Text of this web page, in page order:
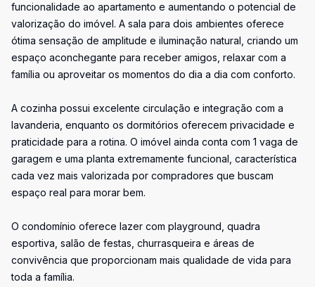
funcionalidade ao apartamento e aumentando o potencial de
valorização do imóvel. A sala para dois ambientes oferece
ótima sensação de amplitude e iluminação natural, criando um
espaço aconchegante para receber amigos, relaxar com a
família ou aproveitar os momentos do dia a dia com conforto.
A cozinha possui excelente circulação e integração com a
lavanderia, enquanto os dormitórios oferecem privacidade e
praticidade para a rotina. O imóvel ainda conta com 1 vaga de
garagem e uma planta extremamente funcional, característica
cada vez mais valorizada por compradores que buscam
espaço real para morar bem.
O condomínio oferece lazer com playground, quadra
esportiva, salão de festas, churrasqueira e áreas de
convivência que proporcionam mais qualidade de vida para
toda a família.